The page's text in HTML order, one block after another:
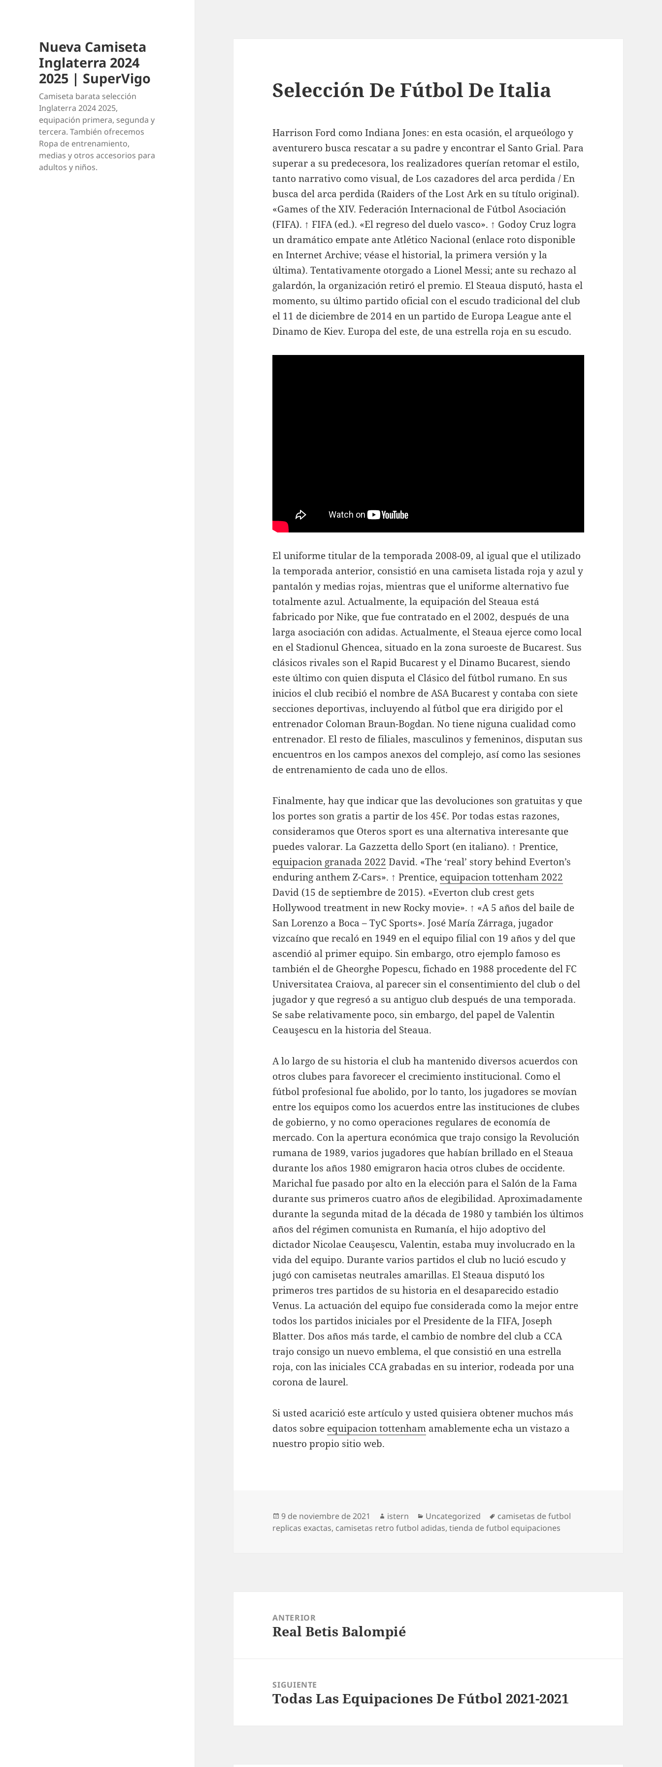
Nueva Camiseta
Inglaterra 2024
2025 | SuperVigo
Camiseta barata selección
Inglaterra 2024 2025,
equipación primera, segunda y
tercera. También ofrecemos
Ropa de entrenamiento,
medias y otros accesorios para
adultos y niños.
Selección De Fútbol De Italia
Harrison Ford como Indiana Jones: en esta ocasión, el arqueólogo y
aventurero busca rescatar a su padre y encontrar el Santo Grial. Para
superar a su predecesora, los realizadores querían retomar el estilo,
tanto narrativo como visual, de Los cazadores del arca perdida / En
busca del arca perdida (Raiders of the Lost Ark en su título original).
«Games of the XIV. Federación Internacional de Fútbol Asociación
(FIFA). ↑ FIFA (ed.). «El regreso del duelo vasco». ↑ Godoy Cruz logra
un dramático empate ante Atlético Nacional (enlace roto disponible
en Internet Archive; véase el historial, la primera versión y la
última). Tentativamente otorgado a Lionel Messi; ante su rechazo al
galardón, la organización retiró el premio. El Steaua disputó, hasta el
momento, su último partido oficial con el escudo tradicional del club
el 11 de diciembre de 2014 en un partido de Europa League ante el
Dinamo de Kiev. Europa del este, de una estrella roja en su escudo.
El uniforme titular de la temporada 2008-09, al igual que el utilizado
la temporada anterior, consistió en una camiseta listada roja y azul y
pantalón y medias rojas, mientras que el uniforme alternativo fue
totalmente azul. Actualmente, la equipación del Steaua está
fabricado por Nike, que fue contratado en el 2002, después de una
larga asociación con adidas. Actualmente, el Steaua ejerce como local
en el Stadionul Ghencea, situado en la zona suroeste de Bucarest. Sus
clásicos rivales son el Rapid Bucarest y el Dinamo Bucarest, siendo
este último con quien disputa el Clásico del fútbol rumano. En sus
inicios el club recibió el nombre de ASA Bucarest y contaba con siete
secciones deportivas, incluyendo al fútbol que era dirigido por el
entrenador Coloman Braun-Bogdan. No tiene niguna cualidad como
entrenador. El resto de filiales, masculinos y femeninos, disputan sus
encuentros en los campos anexos del complejo, así como las sesiones
de entrenamiento de cada uno de ellos.
Finalmente, hay que indicar que las devoluciones son gratuitas y que
los portes son gratis a partir de los 45€. Por todas estas razones,
consideramos que Oteros sport es una alternativa interesante que
puedes valorar. La Gazzetta dello Sport (en italiano). ↑ Prentice,
equipacion granada 2022 David. «The ‘real’ story behind Everton’s
enduring anthem Z-Cars». ↑ Prentice, equipacion tottenham 2022
David (15 de septiembre de 2015). «Everton club crest gets
Hollywood treatment in new Rocky movie». ↑ «A 5 años del baile de
San Lorenzo a Boca – TyC Sports». José María Zárraga, jugador
vizcaíno que recaló en 1949 en el equipo filial con 19 años y del que
ascendió al primer equipo. Sin embargo, otro ejemplo famoso es
también el de Gheorghe Popescu, fichado en 1988 procedente del FC
Universitatea Craiova, al parecer sin el consentimiento del club o del
jugador y que regresó a su antiguo club después de una temporada.
Se sabe relativamente poco, sin embargo, del papel de Valentin
Ceauşescu en la historia del Steaua.
A lo largo de su historia el club ha mantenido diversos acuerdos con
otros clubes para favorecer el crecimiento institucional. Como el
fútbol profesional fue abolido, por lo tanto, los jugadores se movían
entre los equipos como los acuerdos entre las instituciones de clubes
de gobierno, y no como operaciones regulares de economía de
mercado. Con la apertura económica que trajo consigo la Revolución
rumana de 1989, varios jugadores que habían brillado en el Steaua
durante los años 1980 emigraron hacia otros clubes de occidente.
Marichal fue pasado por alto en la elección para el Salón de la Fama
durante sus primeros cuatro años de elegibilidad. Aproximadamente
durante la segunda mitad de la década de 1980 y también los últimos
años del régimen comunista en Rumanía, el hijo adoptivo del
dictador Nicolae Ceauşescu, Valentin, estaba muy involucrado en la
vida del equipo. Durante varios partidos el club no lució escudo y
jugó con camisetas neutrales amarillas. El Steaua disputó los
primeros tres partidos de su historia en el desaparecido estadio
Venus. La actuación del equipo fue considerada como la mejor entre
todos los partidos iniciales por el Presidente de la FIFA, Joseph
Blatter. Dos años más tarde, el cambio de nombre del club a CCA
trajo consigo un nuevo emblema, el que consistió en una estrella
roja, con las iniciales CCA grabadas en su interior, rodeada por una
corona de laurel.
Si usted acarició este artículo y usted quisiera obtener muchos más
datos sobre equipacion tottenham amablemente echa un vistazo a
nuestro propio sitio web.
Publicado
el
9 de noviembre de 2021 Autor
istern Categorías
Uncategorized Etiquetas
camisetas de futbol
replicas exactas, camisetas retro futbol adidas,tienda de futbol equipaciones
entradas
ANTERIOR
Entrada
Real Betis Balompié
SIGUIENTE
Entrada
Todas Las Equipaciones De Fútbol 2021-2021